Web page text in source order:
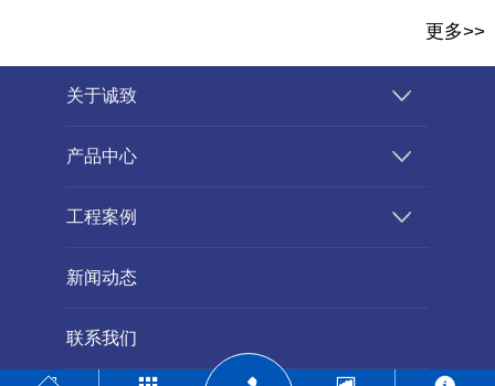
更多>>
关于诚致
产品中心
工程案例
新闻动态
联系我们